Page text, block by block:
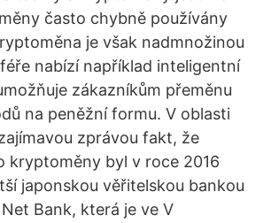
často chybně používány
je však nadmnožinou
nabízí například inteligentní
zákazníkům přeměnu
na peněžní formu. V oblasti
zprávou fakt, že
kryptoměny byl v roce 2016
japonskou věřitelskou bankou
Net Bank, která je ve V